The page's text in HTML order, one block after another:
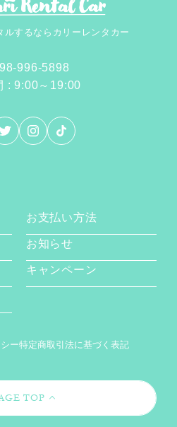
ルするなら カリーレンタカー
996-5898
: 9:00～19:00
お支払い方法
お知らせ
キャンペーン
ー特定商取引法に基づく表記
TOP